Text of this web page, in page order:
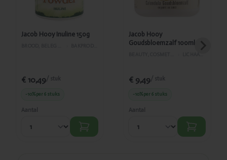
Jacob Hooy Inuline 150g
€ 10,49/ stuk
-10%per 6 stuks
Aantal
Jacob Hooy
Goudsbloemzalf 100ml
€ 9,49/ stuk
-10%per 6 stuks
Aantal